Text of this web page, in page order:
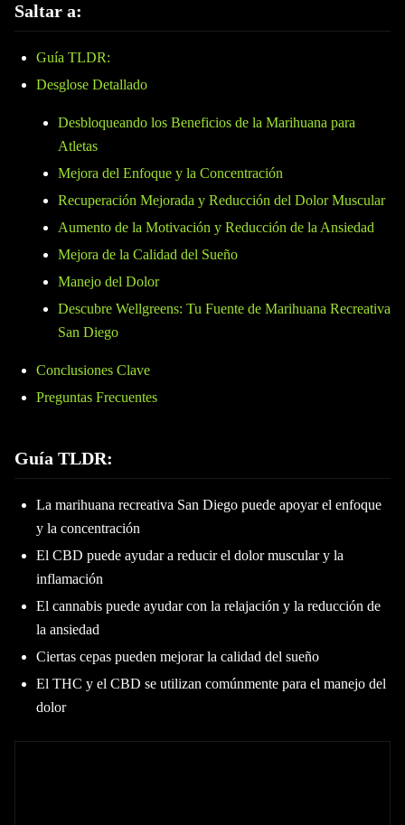
Saltar a:
Guía TLDR:
Desglose Detallado
Desbloqueando los Beneficios de la Marihuana para
Atletas
Mejora del Enfoque y la Concentración
Recuperación Mejorada y Reducción del Dolor Muscular
Aumento de la Motivación y Reducción de la Ansiedad
Mejora de la Calidad del Sueño
Manejo del Dolor
Descubre Wellgreens: Tu Fuente de Marihuana Recreativa
San Diego
Conclusiones Clave
Preguntas Frecuentes
Guía TLDR:
La marihuana recreativa San Diego puede apoyar el enfoque
y la concentración
El CBD puede ayudar a reducir el dolor muscular y la
inflamación
El cannabis puede ayudar con la relajación y la reducción de
la ansiedad
Ciertas cepas pueden mejorar la calidad del sueño
El THC y el CBD se utilizan comúnmente para el manejo del
dolor